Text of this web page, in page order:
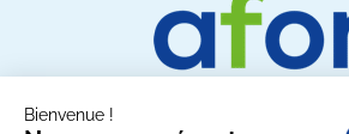
Bienvenue !